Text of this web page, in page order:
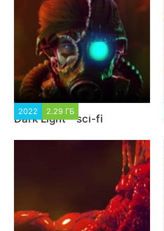
2022 2.29 ГБ
Dark Light - sci-fi